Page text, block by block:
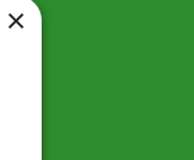
×